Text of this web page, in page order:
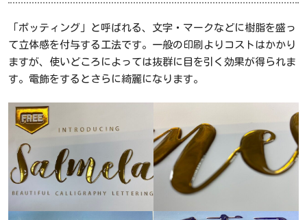
「ポッティング」と呼ばれる、文字・マークなどに樹脂を盛っ
て立体感を付与する工法です。一般の印刷よりコストはかかり
ますが、使いどころによっては抜群に目を引く効果が得られま
す。電飾をするとさらに綺麗になります。